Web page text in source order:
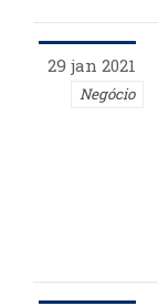
29 jan 2021
Negócio